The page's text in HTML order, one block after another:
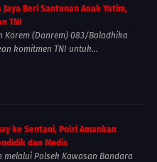
Beri Santunan Anak Yatim,
TNI
Korem (Danrem) 083/Baladhika
komitmen TNI untuk...
ke Sentani, Polri Amankan
dan Medis
Polsek Kawasan Bandara